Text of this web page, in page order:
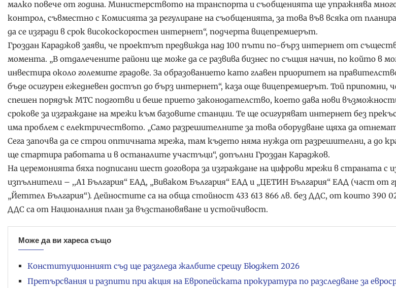
малко повече от година. Министерството на транспорта и съобщенията ще упражнява
контрол, съвместно с Комисията за регулиране на съобщенията, за това във всяка от
да се изгради в срок високоскоростен интернет“, подчерта вицепремиерът.
Гроздан Караджов заяви, че проектът предвижда над 100 пъти по-бърз интернет от
момента. „В отдалечените райони ще може да се развива бизнес по същия начин, по който в
инвестира около големите градове. За образованието като главен приоритет на
бъде осигурен ежедневен достъп до бърз интернет“, каза още вицепремиерът. Той припомни,
спешен порядък МТС подготви и беше прието законодателство, което дава нови
срокове за изграждане на мрежи към базовите станции. Те ще осигуряват интернет без
има проблем с електричеството. „Само разрешителните за това оборудване щяха да
Сега започва да се строи оптичната мрежа, там където няма нужда от разрешителни, а до
ще стартира работата и в останалите участъци“, допълни Гроздан Караджов.
На церемонията бяха подписани шест договора за изграждане на цифрови мрежи в страната с
изпълнители – ,,А1 България“ ЕАД, „Виваком България“ ЕАД и „ЦЕТИН България“ ЕАД (част от
„Йеттел България“). Дейностите са на обща стойност 433 613 866 лв. без ДДС, от които 390
ДДС са от Националния план за възстановяване и устойчивост.
Може да ви хареса също
Конституционният съд ще разгледа жалбите срещу Бюджет 2026
Претърсвания и разпити при акция на Европейската прокуратура по разследване за